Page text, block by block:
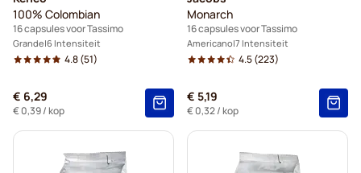
100% Colombian
16 capsules voor Tassimo
Grande 6 Intensiteit
4.8(51)
€ 6,29
€ 0,39/ kop
Monarch
16 capsules voor Tassimo
Americano 7 Intensiteit
4.5(223)
€ 5,19
€ 0,32/ kop